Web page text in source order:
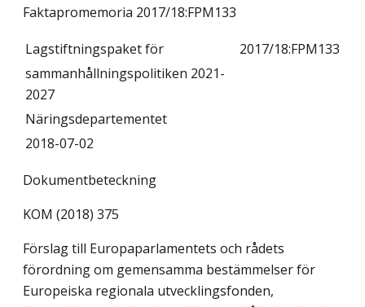
Faktapromemoria 2017/18:FPM133
Lagstiftningspaket för
2017/18:FPM133
sammanhållningspolitiken 2021-
2027
Näringsdepartementet
2018-07-02
Dokumentbeteckning
KOM (2018) 375
Förslag till Europaparlamentets och rådets
förordning om gemensamma bestämmelser för
Europeiska regionala utvecklingsfonden,